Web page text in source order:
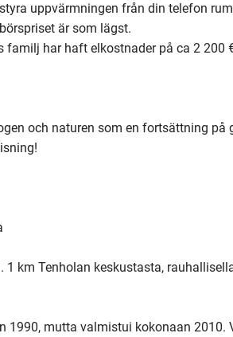
uppvärmningen från din telefon
är som lägst.
familj har haft elkostnader på ca 2 200
och naturen som en fortsättning på
1 km Tenholan keskustasta,
1990, mutta valmistui kokonaan 2010.